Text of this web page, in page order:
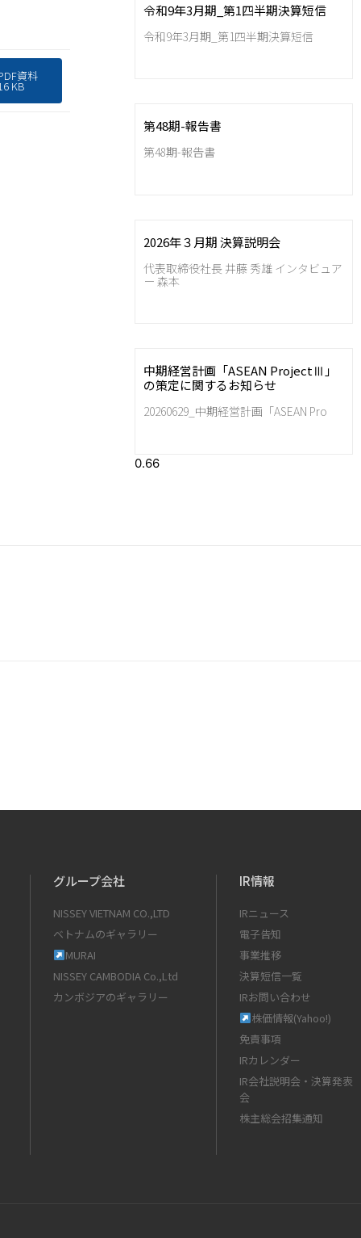
資料
KB
令和9年3月期_第1四半期決算短信
令和9年3月期_第1四半期決算短信
第48期-報告書
第48期-報告書
2026年３月期 決算説明会
代表取締役社長 井藤 秀雄 インタビュア
ー 森本
中期経営計画「ASEAN ProjectⅢ」
の策定に関するお知らせ
20260629_中期経営計画「ASEAN Pro
グループ会社
NISSEY VIETNAM CO.,LTD
ベトナムのギャラリー
MURAI
NISSEY CAMBODIA Co.,Ltd
カンボジアのギャラリー
IR情報
IRニュース
電子告知
事業推移
決算短信一覧
IRお問い合わせ
株価情報(Yahoo!)
免責事項
IRカレンダー
IR会社説明会・決算発表
会
株主総会招集通知